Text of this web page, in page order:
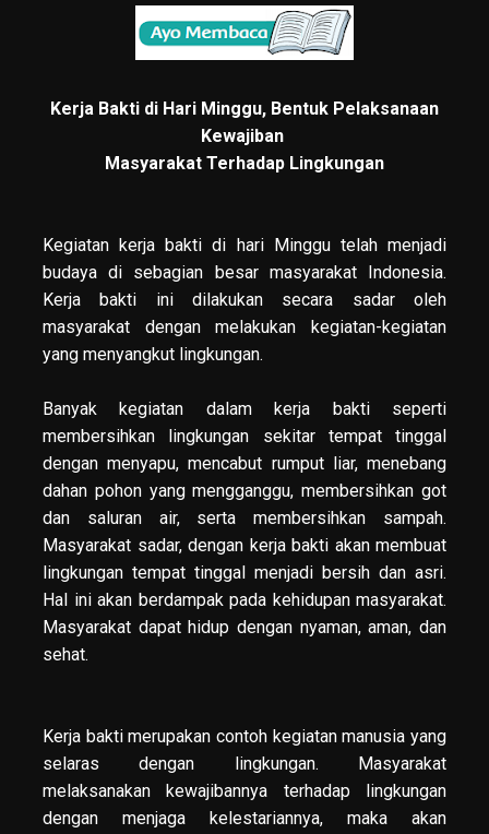
Kerja Bakti di Hari Minggu, Bentuk Pelaksanaan
Kewajiban
Masyarakat Terhadap Lingkungan
Kegiatan kerja bakti di hari Minggu telah menjadi
budaya di sebagian besar masyarakat Indonesia.
Kerja bakti ini dilakukan secara sadar oleh
masyarakat dengan melakukan kegiatan-kegiatan
yang menyangkut lingkungan.
Banyak kegiatan dalam kerja bakti seperti
membersihkan lingkungan sekitar tempat tinggal
dengan menyapu, mencabut rumput liar, menebang
dahan pohon yang mengganggu, membersihkan got
dan saluran air, serta membersihkan sampah.
Masyarakat sadar, dengan kerja bakti akan membuat
lingkungan tempat tinggal menjadi bersih dan asri.
Hal ini akan berdampak pada kehidupan masyarakat.
Masyarakat dapat hidup dengan nyaman, aman, dan
sehat.
Kerja bakti merupakan contoh kegiatan manusia yang
selaras dengan lingkungan. Masyarakat
melaksanakan kewajibannya terhadap lingkungan
dengan menjaga kelestariannya, maka akan